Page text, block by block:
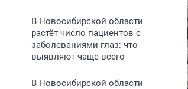
В Новосибирской области
растёт число пациентов с
заболеваниями глаз: что
выявляют чаще всего
В Новосибирской области